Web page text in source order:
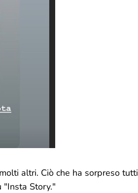
altri. Ciò che ha sorpreso tutti
"Insta Story."